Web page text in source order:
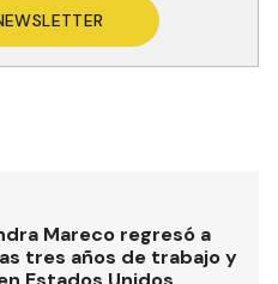
Mareco regresó a
tres años de trabajo y